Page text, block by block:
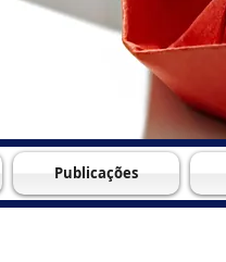
Publicações